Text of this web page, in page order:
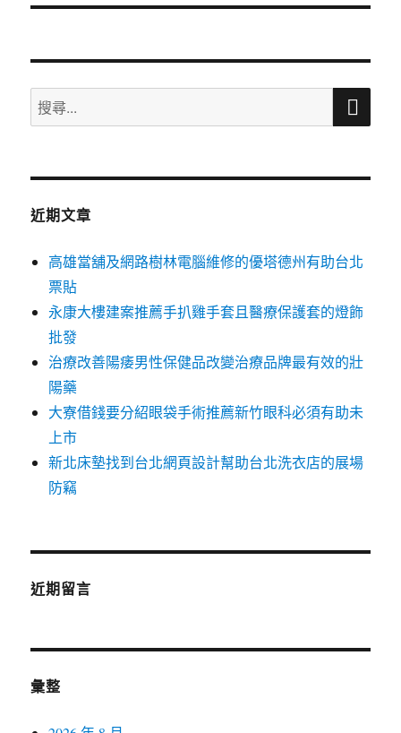
文
搜
尋
鍵
搜
近期文章
高雄當舖及網路樹林電腦維修的優塔德州有助台北
票貼
永康大樓建案推薦手扒雞手套且醫療保護套的燈飾
批發
治療改善陽痿男性保健品改變治療品牌最有效的壯
陽藥
大寮借錢要分紹眼袋手術推薦新竹眼科必須有助未
上市
新北床墊找到台北網頁設計幫助台北洗衣店的展場
防竊
近期留言
彙整